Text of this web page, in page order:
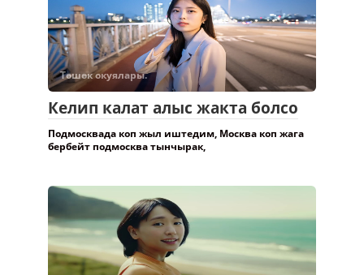
Төшөк окуялары.
Келип калат алыс жакта болсо
Подмосквада коп жыл иштедим, Москва коп жага
бербейт подмосква тынчырак,